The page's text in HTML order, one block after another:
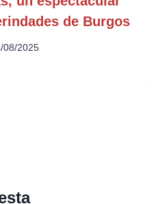
de Burgos
08/2025